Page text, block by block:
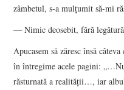
zâmbetul, s-a mulţumit să-mi
― Nimic deosebit, fără
Apucasem să zăresc însă
în întregime acele pagini:
răsturnată a realităţii…, iar